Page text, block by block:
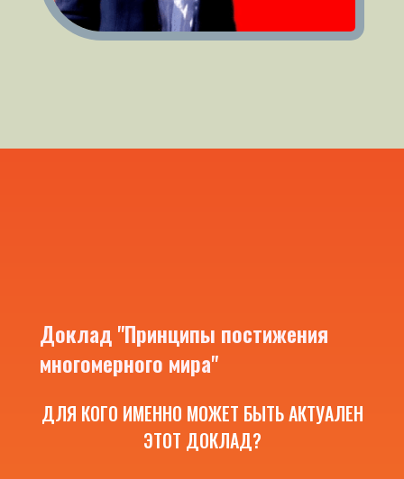
Доклад "Принципы постижения
многомерного мира"
ДЛЯ КОГО ИМЕННО МОЖЕТ БЫТЬ АКТУАЛЕН
ЭТОТ ДОКЛАД?